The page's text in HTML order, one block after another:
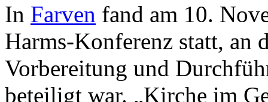
In Farven fand am 10.
Harms-Konferenz statt, an
Vorbereitung und
beteiligt war. „Kirche im